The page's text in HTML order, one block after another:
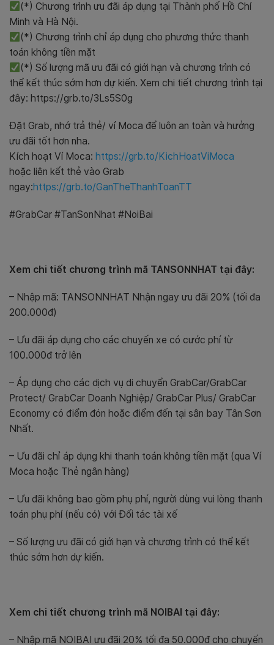
(*) Chương trình ưu đãi áp dụng tại Thành phố Hồ Chí
Minh và Hà Nội.
(*) Chương trình chỉ áp dụng cho phương thức thanh
toán không tiền mặt
(*) Số lượng mã ưu đãi có giới hạn và chương trình có
thể kết thúc sớm hơn dự kiến. Xem chi tiết chương trình tại
đây: https://grb.to/3Ls5S0g
Đặt Grab, nhớ trả thẻ/ ví Moca để luôn an toàn và hưởng
ưu đãi tốt hơn nha.
Kích hoạt Ví Moca: https://grb.to/KichHoatViMoca
hoặc liên kết thẻ vào Grab
ngay:https://grb.to/GanTheThanhToanTT
#GrabCar #TanSonNhat #NoiBai
Xem chi tiết chương trình mã TANSONNHAT tại đây:
– Nhập mã: TANSONNHAT Nhận ngay ưu đãi 20% (tối đa
200.000đ)
– Ưu đãi áp dụng cho các chuyến xe có cước phí từ
100.000đ trở lên
– Áp dụng cho các dịch vụ di chuyển GrabCar/GrabCar
Protect/ GrabCar Doanh Nghiệp/ GrabCar Plus/ GrabCar
Economy có điểm đón hoặc điểm đến tại sân bay Tân Sơn
Nhất.
– Ưu đãi chỉ áp dụng khi thanh toán không tiền mặt (qua Ví
Moca hoặc Thẻ ngân hàng)
– Ưu đãi không bao gồm phụ phí, người dùng vui lòng thanh
toán phụ phí (nếu có) với Đối tác tài xế
– Số lượng ưu đãi có giới hạn và chương trình có thể kết
thúc sớm hơn dự kiến.
Xem chi tiết chương trình mã NOIBAI tại đây:
– Nhập mã NOIBAI ưu đãi 20% tối đa 50.000đ cho chuyến